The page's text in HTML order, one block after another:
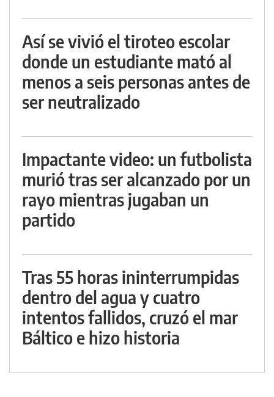
Así se vivió el tiroteo escolar
donde un estudiante mató al
menos a seis personas antes de
ser neutralizado
Impactante video: un futbolista
murió tras ser alcanzado por un
rayo mientras jugaban un
partido
Tras 55 horas ininterrumpidas
dentro del agua y cuatro
intentos fallidos, cruzó el mar
Báltico e hizo historia